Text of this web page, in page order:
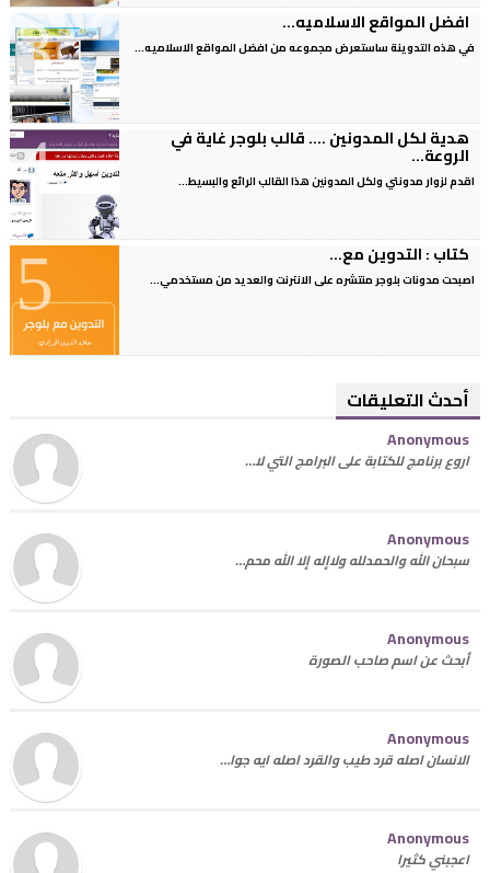
افضل المواقع الاسلاميه...
في هذه التدوينة ساستعرض مجموعه من افضل المواقع الاسلاميه...
هدية لكل المدونين .... قالب بلوجر غاية في
الروعة...
اقدم لزوار مدونتي ولكل المدونين هذا القالب الرائع والبسيط...
كتاب : التدوين مع...
اصبحت مدونات بلوجر منتشره على الانترنت والعديد من مستخدمي...
أحدث التعليقات
Anonymous
اروع برنامج للكتابة على البرامج التي لا…
Anonymous
سبحان الله والحمدلله ولاإله إلا الله محم…
Anonymous
أبحث عن اسم صاحب الصورة
Anonymous
الانسان اصله قرد طيب والقرد اصله ايه جوا…
Anonymous
اعجبني كثيرا